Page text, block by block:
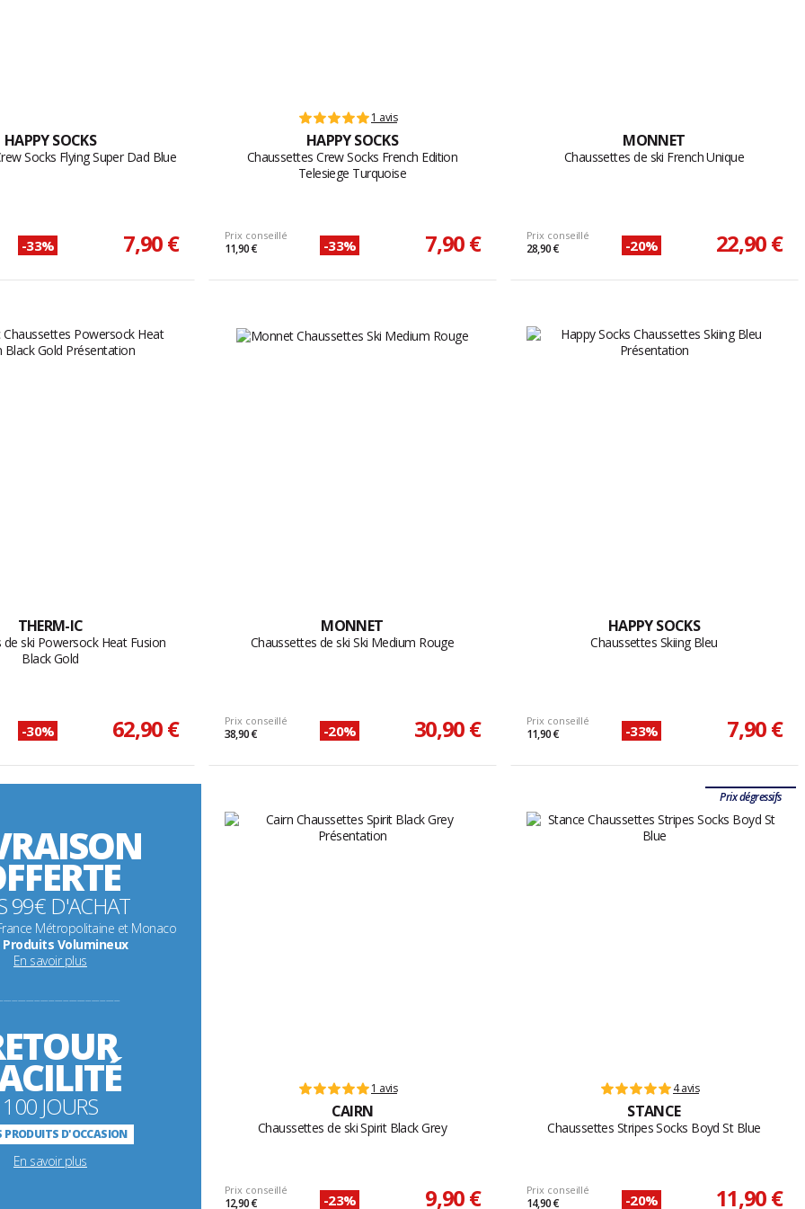
HAPPY SOCKS
Socks Flying Super Dad Blue
-33% 7,90 €
1 avis
HAPPY SOCKS
Chaussettes Crew Socks French Edition
Telesiege Turquoise
Prix conseillé
11,90 € -33% 7,90 €
MONNET
Chaussettes de ski French Unique
Prix conseillé
28,90 € -20% 22,90 €
THERM-IC
de ski Powersock Heat Fusion
Black Gold
-30% 62,90 €
MONNET
Chaussettes de ski Ski Medium Rouge
Prix conseillé
38,90 € -20% 30,90 €
HAPPY SOCKS
Chaussettes Skiing Bleu
Prix conseillé
11,90 € -33% 7,90 €
99€ D'ACHAT
Métropolitaine et Monaco
Produits Volumineux
En savoir plus
100 JOURS
PRODUITS D'OCCASION
En savoir plus
1 avis
CAIRN
Chaussettes de ski Spirit Black Grey
Prix conseillé
12,90 € -23% 9,90 €
Prix dégressifs
4 avis
STANCE
Chaussettes Stripes Socks Boyd St Blue
Prix conseillé
14,90 € -20% 11,90 €